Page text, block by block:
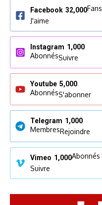
Facebook 32,000Fans
J'aime
Instagram 1,000
AbonnésSuivre
Youtube 5,000
AbonnésS'abonner
Telegram 1,000
MembresRejoindre
Vimeo 1,000Abonnés
Suivre